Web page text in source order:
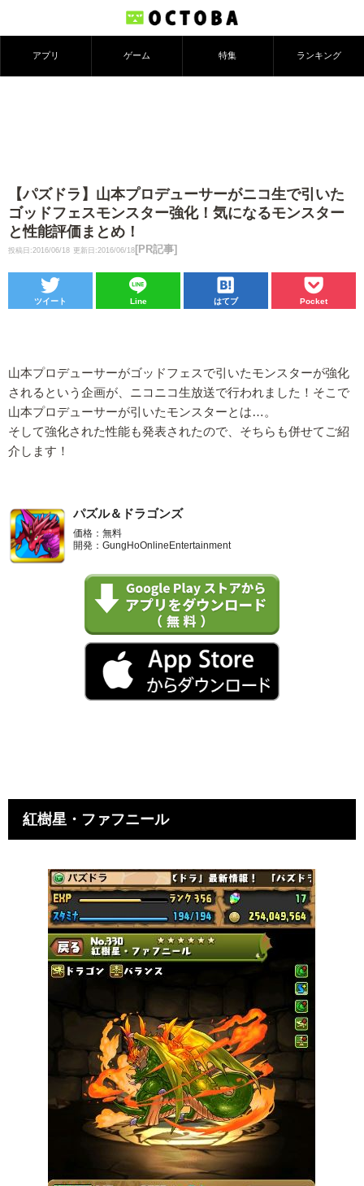
アプリ ゲーム 特集 ランキング
【パズドラ】山本プロデューサーがニコ生で引いた
ゴッドフェスモンスター強化！気になるモンスター
と性能評価まとめ！
投稿日:2016/06/18 更新日:2016/06/18 [PR記事]
ツイート Line はてブ Pocket
山本プロデューサーがゴッドフェスで引いたモンスターが強化
されるという企画が、ニコニコ生放送で行われました！そこで
山本プロデューサーが引いたモンスターとは…。
そして強化された性能も発表されたので、そちらも併せてご紹
介します！
パズル＆ドラゴンズ
価格：無料
開発：GungHoOnlineEntertainment
紅樹星・ファフニール